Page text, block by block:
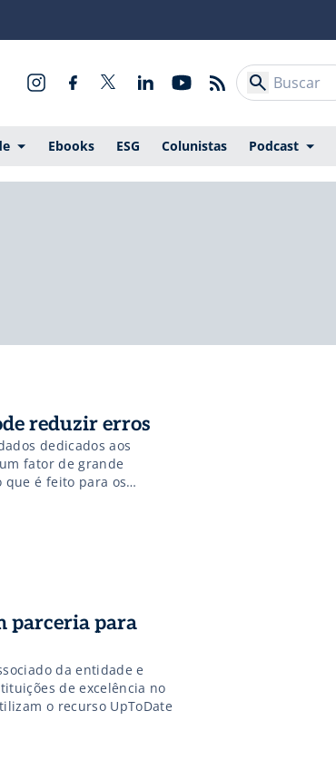
Ebooks ESG Colunistas Podcast
reduzir erros
dedicados aos
fator de grande
que é feito para os
parceria para
da entidade e
de excelência no
o recurso UpToDate